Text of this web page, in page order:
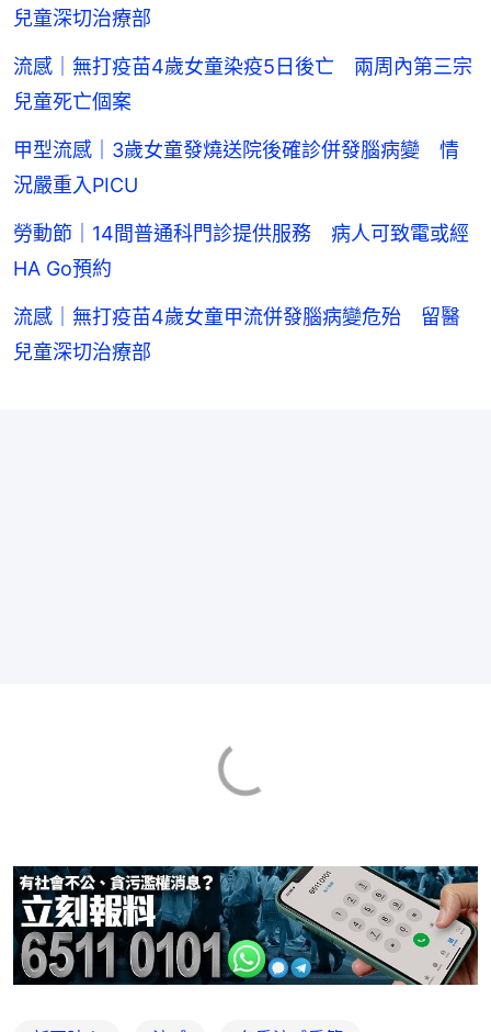
兒童深切治療部
流感｜無打疫苗4歲女童染疫5日後亡 兩周內第三宗
兒童死亡個案
甲型流感｜3歲女童發燒送院後確診併發腦病變 情
況嚴重入PICU
勞動節｜14間普通科門診提供服務 病人可致電或經
HA Go預約
流感｜無打疫苗4歲女童甲流併發腦病變危殆 留醫
兒童深切治療部